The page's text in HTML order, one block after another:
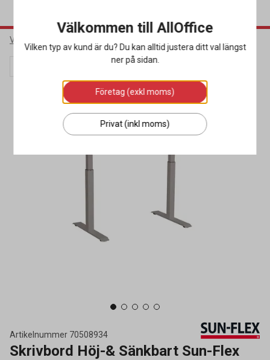
Varumärken
Artikelnummer 70508934
Skrivbord Höj-& Sänkbart Sun-Flex
Välkommen till AllOffice
Vilken typ av kund är du? Du kan alltid justera ditt val längst
ner på sidan.
Företag (exkl moms)
Privat (inkl moms)